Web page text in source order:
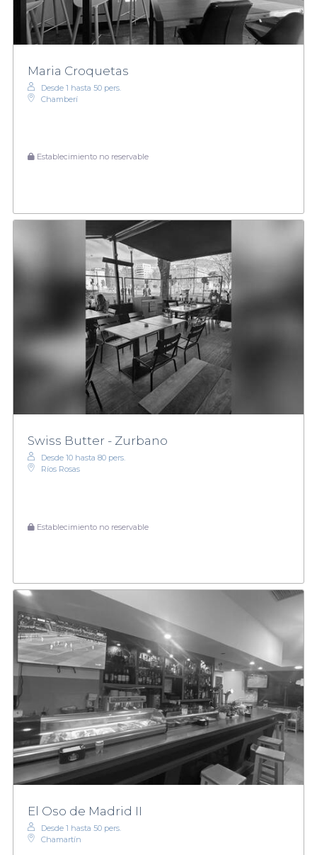
Maria Croquetas
Desde 1 hasta 50 pers.
Chamberí
Establecimiento no reservable
Swiss Butter - Zurbano
Desde 10 hasta 80 pers.
Ríos Rosas
Establecimiento no reservable
El Oso de Madrid II
Desde 1 hasta 50 pers.
Chamartín